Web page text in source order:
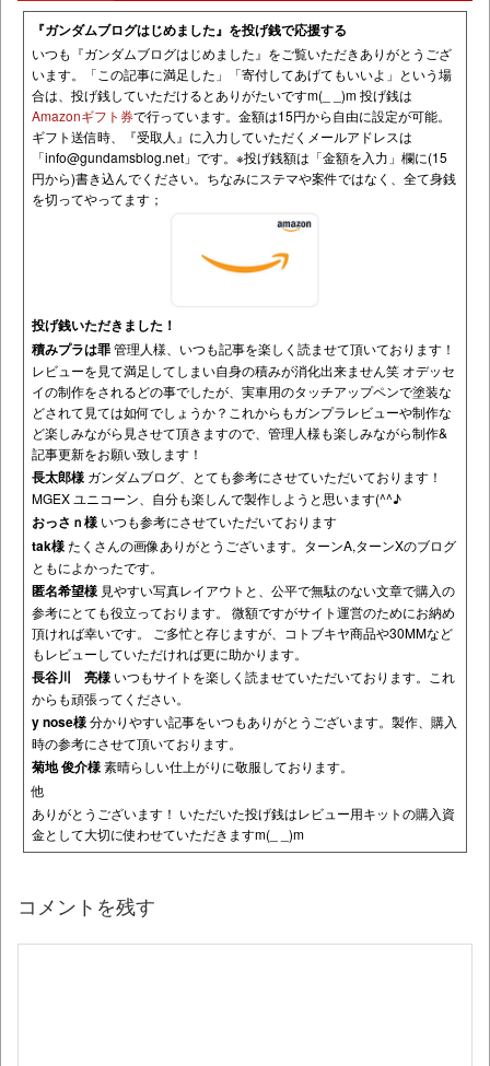
『ガンダムブログはじめました』を投げ銭で応援する
いつも『ガンダムブログはじめました』をご覧いただきありがとうござ
います。「この記事に満足した」「寄付してあげてもいいよ」という場
合は、投げ銭していただけるとありがたいですm(_ _)m 投げ銭は
Amazonギフト券で行っています。金額は15円から自由に設定が可能。
ギフト送信時、『受取人』に入力していただくメールアドレスは
「info@gundamsblog.net 」です。 ※投げ銭額は「金額を入力」欄に(15
円から)書き込んでください。ちなみにステマや案件ではなく、全て身銭
を切ってやってます；
投げ銭いただきました！
積みプラは罪管理人様、いつも記事を楽しく読ませて頂いております！
レビューを見て満足してしまい自身の積みが消化出来ません笑 オデッセ
イの制作をされるどの事でしたが、実車用のタッチアップペンで塗装な
どされて見ては如何でしょうか？これからもガンプラレビューや制作な
ど楽しみながら見させて頂きますので、管理人様も楽しみながら制作&
記事更新をお願い致します！
長太郎様 ガンダムブログ、とても参考にさせていただいております！
MGEX ユニコーン、自分も楽しんで製作しようと思います(^^♪
おっさｎ様 いつも参考にさせていただいております
tak様たくさんの画像ありがとうございます。ターンA,ターンXのブログ
ともによかったです。
匿名希望様 見やすい写真レイアウトと、公平で無駄のない文章で購入の
参考にとても役立っております。 微額ですがサイト運営のためにお納め
頂ければ幸いです。 ご多忙と存じますが、コトブキヤ商品や30MMなど
もレビューしていただければ更に助かります。
長谷川 亮様 いつもサイトを楽しく読ませていただいております。これ
からも頑張ってください。
y nose様分かりやすい記事をいつもありがとうございます。製作、購入
時の参考にさせて頂いております。
菊地 俊介様素晴らしい仕上がりに敬服しております。
他
ありがとうございます！ いただいた投げ銭はレビュー用キットの購入資
金として大切に使わせていただきますm(_ _)m
コメントを残す